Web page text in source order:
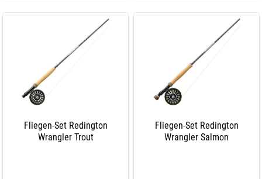
Fliegen-Set Redington
Wrangler Trout
Fliegen-Set Redington
Wrangler Salmon